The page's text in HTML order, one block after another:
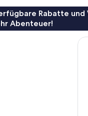
Rabatte
Abenteuer!